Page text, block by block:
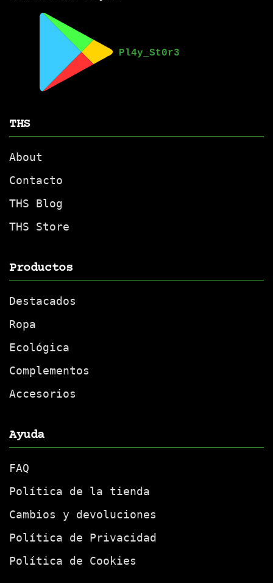
THS
About
Contacto
THS Blog
THS Store
Productos
Destacados
Ropa
Ecológica
Complementos
Accesorios
Ayuda
FAQ
Política de la tienda
Cambios y devoluciones
Política de Privacidad
Política de Cookies